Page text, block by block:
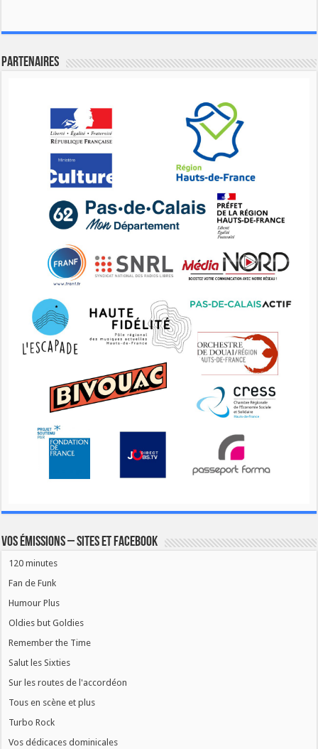
Partenaires
Vos émissions – Sites et Facebook
120 minutes
Fan de Funk
Humour Plus
Oldies but Goldies
Remember the Time
Salut les Sixties
Sur les routes de l'accordéon
Tous en scène et plus
Turbo Rock
Vos dédicaces dominicales